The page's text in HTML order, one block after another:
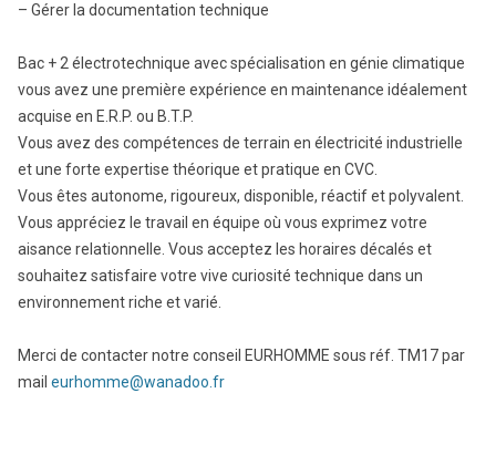
– Gérer la documentation technique
Bac + 2 électrotechnique avec spécialisation en génie climatique
vous avez une première expérience en maintenance idéalement
acquise en E.R.P. ou B.T.P.
Vous avez des compétences de terrain en électricité industrielle
et une forte expertise théorique et pratique en CVC.
Vous êtes autonome, rigoureux, disponible, réactif et polyvalent.
Vous appréciez le travail en équipe où vous exprimez votre
aisance relationnelle. Vous acceptez les horaires décalés et
souhaitez satisfaire votre vive curiosité technique dans un
environnement riche et varié.
Merci de contacter notre conseil EURHOMME sous réf. TM17 par
mail eurhomme@wanadoo.fr